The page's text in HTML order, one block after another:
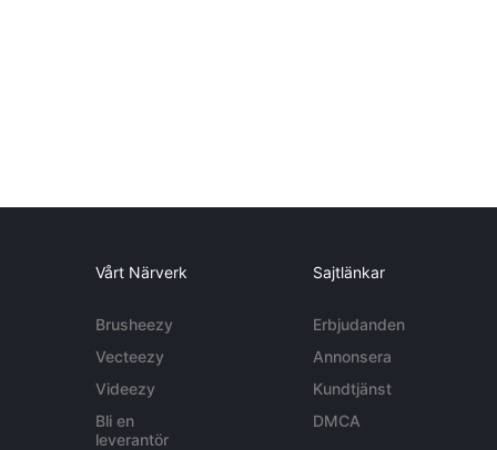
Vårt Närverk
Brusheezy
Vecteezy
Videezy
Bli en
leverantör
Sajtlänkar
Erbjudanden
Annonsera
Kundtjänst
DMCA